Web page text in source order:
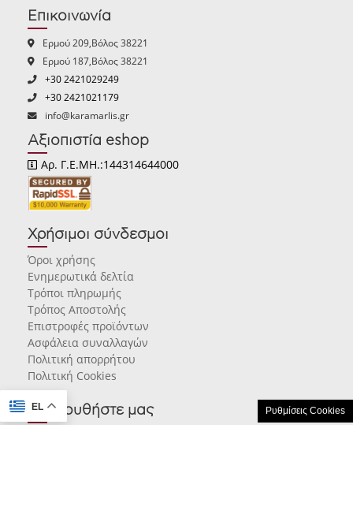
EL Ρυθμίσεις Cookies
Επικοινωνία
Ερμού 209,Βόλος 38221
Ερμού 187,Βόλος 38221
+30 2421029249
+30 2421021179
info@karamarlis.gr
Αξιοπιστία eshop
Αρ. Γ.Ε.ΜΗ.:144314644000
Χρήσιμοι σύνδεσμοι
Όροι χρήσης
Ενημερωτικά δελτία
Τρόποι πληρωμής
Τρόπος Αποστολής
Επιστροφές προϊόντων
Ασφάλεια συναλλαγών
Πολιτική απορρήτου
Πολιτική Cookies
Ακολουθήστε μας